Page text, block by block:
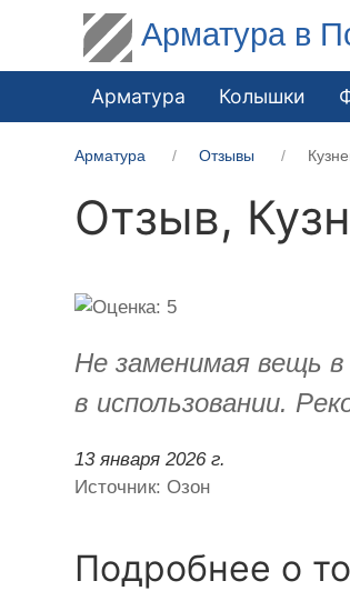
Арматура в
Арматура Колышки
Арматура Отзывы
Отзыв,
Не заменимая вещь
в использовании.
13 января 2026 г.
Источник: Озон
Подробнее о